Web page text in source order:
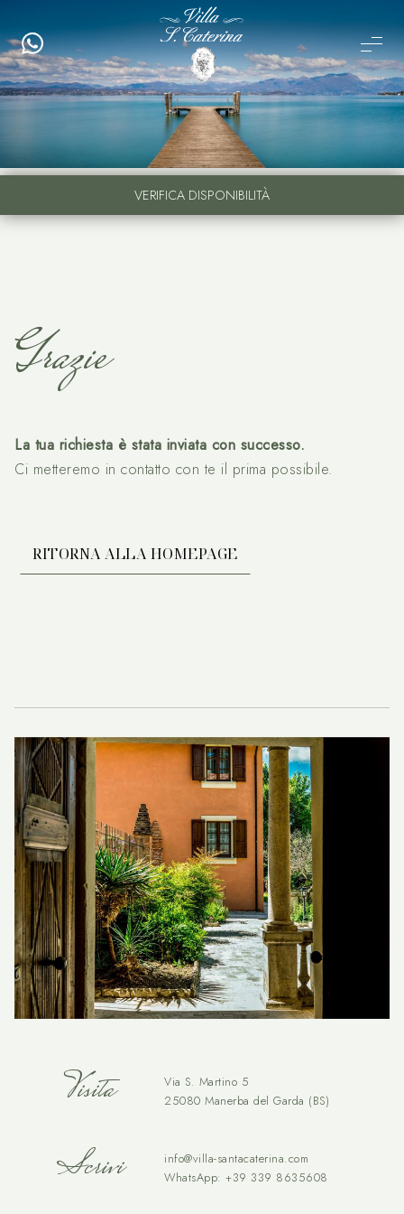
VERIFICA DISPONIBILITÀ
Grazie
La tua richiesta è stata inviata con successo.
Ci metteremo in contatto con te il prima possibile.
RITORNA ALLA HOMEPAGE
Visita
Via S. Martino 5
25080 Manerba del Garda (BS)
Scrivi
info@villa-santacaterina.com
WhatsApp:+39 339 8635608